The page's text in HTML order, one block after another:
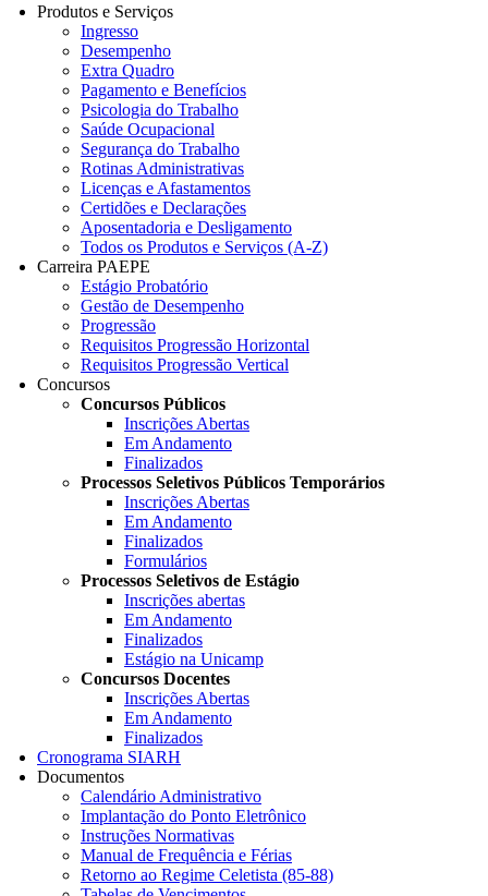
Produtos e Serviços
Ingresso
Desempenho
Extra Quadro
Pagamento e Benefícios
Psicologia do Trabalho
Saúde Ocupacional
Segurança do Trabalho
Rotinas Administrativas
Licenças e Afastamentos
Certidões e Declarações
Aposentadoria e Desligamento
Todos os Produtos e Serviços (A-Z)
Carreira PAEPE
Estágio Probatório
Gestão de Desempenho
Progressão
Requisitos Progressão Horizontal
Requisitos Progressão Vertical
Concursos
Concursos Públicos
Inscrições Abertas
Em Andamento
Finalizados
Processos Seletivos Públicos Temporários
Inscrições Abertas
Em Andamento
Finalizados
Formulários
Processos Seletivos de Estágio
Inscrições abertas
Em Andamento
Finalizados
Estágio na Unicamp
Concursos Docentes
Inscrições Abertas
Em Andamento
Finalizados
Cronograma SIARH
Documentos
Calendário Administrativo
Implantação do Ponto Eletrônico
Instruções Normativas
Manual de Frequência e Férias
Retorno ao Regime Celetista (85-88)